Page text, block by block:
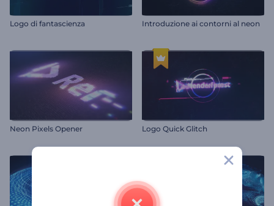
Logo di fantascienza Introduzione ai contorni al neon
Neon Pixels Opener Logo Quick Glitch